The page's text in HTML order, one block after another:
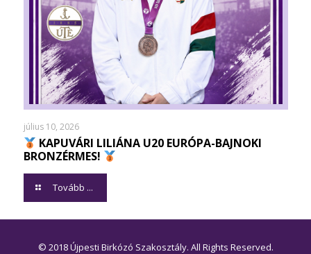
július 10, 2026
KAPUVÁRI LILIÁNA U20 EURÓPA-BAJNOKI
BRONZÉRMES!
Tovább ...
© 2018 Újpesti Birkózó Szakosztály. All Rights Reserved.